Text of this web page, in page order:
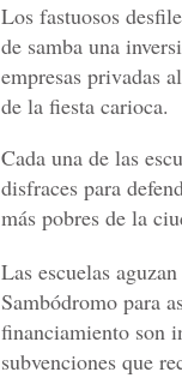
Los fastuosos
de samba una
empresas privadas
de la fiesta carioca.
Cada una de las
disfraces para
más pobres de la
Las escuelas
Sambódromo para
financiamiento son
subvenciones que